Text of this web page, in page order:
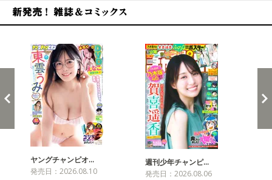
ヤングチャンピオ…
発売日：2026.08.10
週刊少年チャンピ…
発売日：2026.08.06